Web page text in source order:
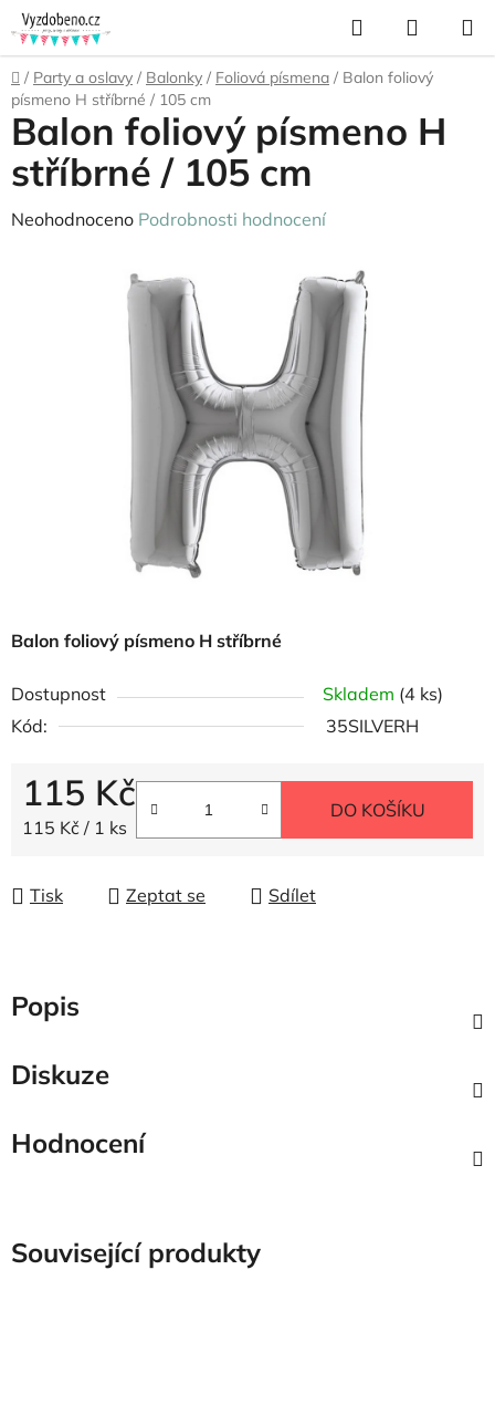
Přejít
na
obsah
Hledat
KOŠÍK
Domů
/ Party a oslavy / Balonky / Foliová písmena / Balon foliový
písmeno H stříbrné / 105 cm
Balon foliový písmeno H stříbrné
Dostupnost Skladem (4 ks)
Kód:
35SILVERH
115 Kč
Měrná cena:
115 Kč / 1 ks
DO KOŠÍKU
Tisk Zeptat se Sdílet
Balon foliový písmeno H
stříbrné / 105 cm
Průměrné
Neohodnoceno Podrobnosti hodnocení
Popis
Diskuze
Hodnocení
Související produkty